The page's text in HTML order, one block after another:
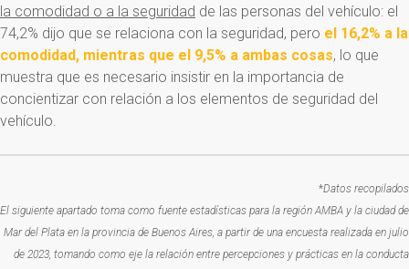
la comodidad o a la seguridad de las personas del vehículo: el
74,2% dijo que se relaciona con la seguridad, pero el 16,2% a la
comodidad, mientras que el 9,5% a ambas cosas, lo que
muestra que es necesario insistir en la importancia de
concientizar con relación a los elementos de seguridad del
vehículo.
*Datos recopilados
El siguiente apartado toma como fuente estadísticas para la región AMBA y la ciudad de
Mar del Plata en la provincia de Buenos Aires, a partir de una encuesta realizada en julio
de 2023, tomando como eje la relación entre percepciones y prácticas en la conducta